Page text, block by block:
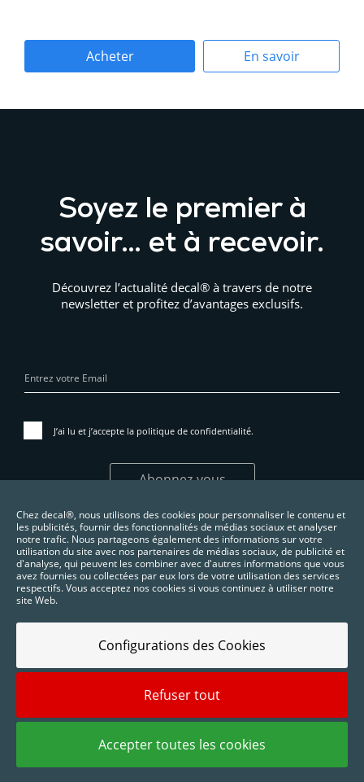
Acheter
En savoir
Soyez le premier à
savoir… et à recevoir.
Découvrez l’actualité decal® à travers de notre
newsletter et profitez d’avantages exclusifs.
J’ai lu et j’accepte la politique de confidentialité.
Abonnez-vous
2025 © Digidelta Store - Think Green. Tous droits réservés.
Chez decal®, nous utilisons des cookies pour personnaliser le contenu et
les publicités, fournir des fonctionnalités de médias sociaux et analyser
notre trafic. Nous partageons également des informations sur votre
utilisation du site avec nos partenaires de médias sociaux, de publicité et
d'analyse, qui peuvent les combiner avec d'autres informations que vous
avez fournies ou collectées par eux lors de votre utilisation des services
respectifs. Vous acceptez nos cookies si vous continuez à utiliser notre
site Web.
Configurations des Cookies
Refuser tout
Accepter toutes les cookies